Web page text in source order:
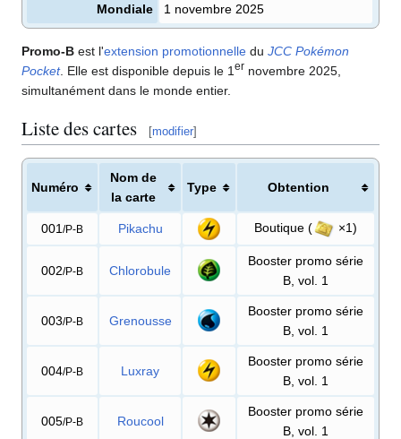
Mondiale 1 novembre 2025
Promo-B est l'extension promotionnelle du JCC Pokémon
Pocket. Elle est disponible depuis le 1 er novembre 2025,
simultanément dans le monde entier.
Liste des cartes [modifier]
Numéro
Nom de
la carte
Type Obtention
001 /P-B Pikachu Boutique ( ×1)
002/P-B Chlorobule
Booster promo série
B, vol. 1
003/P-B Grenousse
Booster promo série
B, vol. 1
004/P-B Luxray
Booster promo série
B, vol. 1
005/P-B Roucool
Booster promo série
B, vol. 1